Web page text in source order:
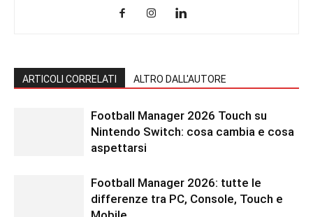
ARTICOLI CORRELATI ALTRO DALL'AUTORE
Football Manager 2026 Touch su
Nintendo Switch: cosa cambia e cosa
aspettarsi
Football Manager 2026: tutte le
differenze tra PC, Console, Touch e